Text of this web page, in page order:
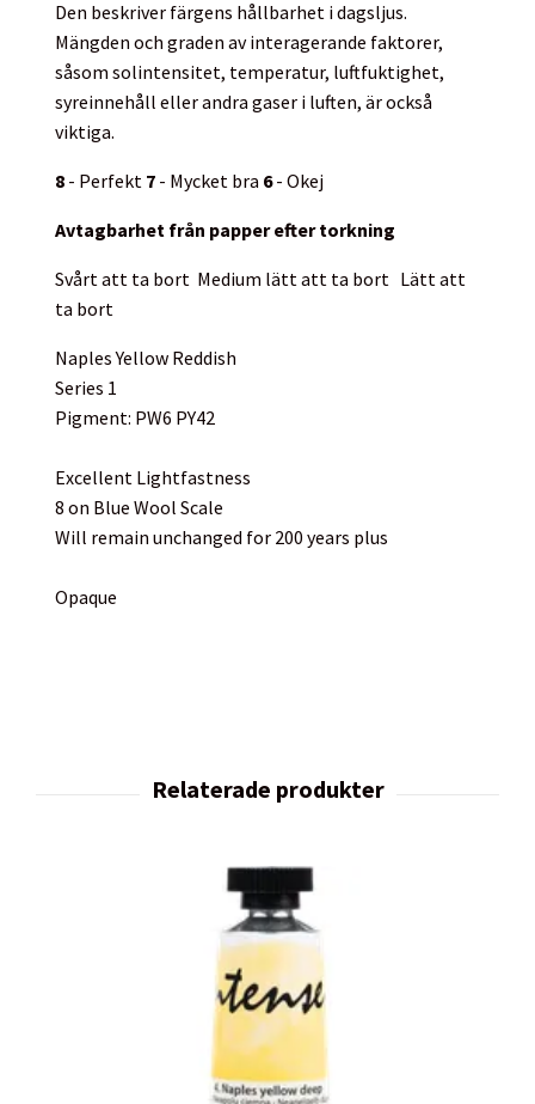
Den beskriver färgens hållbarhet i dagsljus.
Mängden och graden av interagerande faktorer,
såsom solintensitet, temperatur, luftfuktighet,
syreinnehåll eller andra gaser i luften, är också
viktiga.
8 - Perfekt 7 - Mycket bra 6- Okej
Avtagbarhet från papper efter torkning
Svårt att ta bort Medium lätt att ta bort Lätt att
ta bort
Naples Yellow Reddish
Series 1
Pigment: PW6 PY42
Excellent Lightfastness
8 on Blue Wool Scale
Will remain unchanged for 200 years plus
Opaque